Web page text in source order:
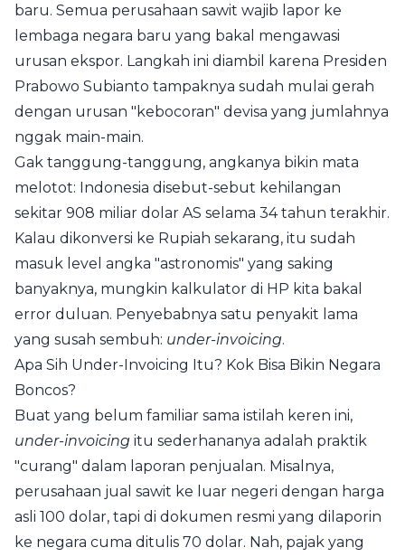
baru. Semua perusahaan sawit wajib lapor ke
lembaga negara baru yang bakal mengawasi
urusan ekspor. Langkah ini diambil karena Presiden
Prabowo Subianto tampaknya sudah mulai gerah
dengan urusan "kebocoran" devisa yang jumlahnya
nggak main-main.
Gak tanggung-tanggung, angkanya bikin mata
melotot: Indonesia disebut-sebut kehilangan
sekitar 908 miliar dolar AS selama 34 tahun terakhir.
Kalau dikonversi ke Rupiah sekarang, itu sudah
masuk level angka "astronomis" yang saking
banyaknya, mungkin kalkulator di HP kita bakal
error duluan. Penyebabnya satu penyakit lama
yang susah sembuh: under-invoicing.
Apa Sih Under-Invoicing Itu? Kok Bisa Bikin Negara
Boncos?
Buat yang belum familiar sama istilah keren ini,
under-invoicing itu sederhananya adalah praktik
"curang" dalam laporan penjualan. Misalnya,
perusahaan jual sawit ke luar negeri dengan harga
asli 100 dolar, tapi di dokumen resmi yang dilaporin
ke negara cuma ditulis 70 dolar. Nah, pajak yang